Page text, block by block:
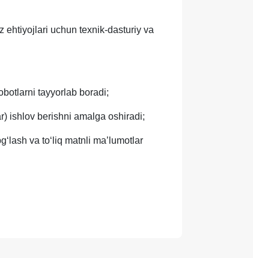
ehtiyojlari uchun texnik-dasturiy va
tayyorlab boradi;
ishlov berishni amalga oshiradi;
va to‘liq matnli ma’lumotlar